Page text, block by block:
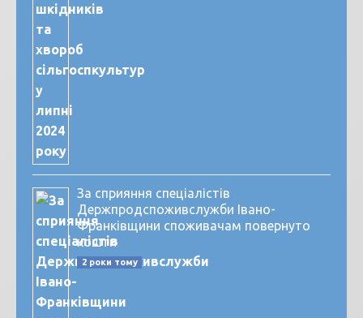
За сприяння спеціалістів
Держпродспоживслужби Івано-
Франківщини споживачам повернуто
кошти
2 роки тому